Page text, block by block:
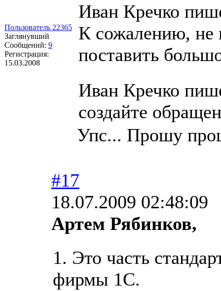
Пользователь 22365
Заглянувший
Сообщений: 9
Регистрация:
15.03.2008
Иван Кречко
К сожалению, не
поставить
Иван Кречко
создайте
Упс... Прошу
#17
18.07.2009 02:48:09
Артем Рябинков,
1. Это часть
фирмы 1С.